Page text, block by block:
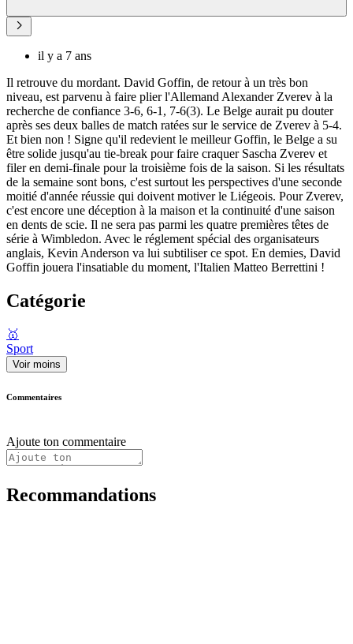
il y a 7 ans
Il retrouve du mordant. David Goffin, de retour à un très bon
niveau, est parvenu à faire plier l'Allemand Alexander Zverev à la
recherche de confiance 3-6, 6-1, 7-6(3). Le Belge aurait pu douter
après ses deux balles de match ratées sur le service de Zverev à 5-4.
Et bien non ! Signe qu'il redevient le meilleur Goffin, le Belge a su
être solide jusqu'au tie-break pour faire craquer Sascha Zverev et
filer en demi-finale pour la troisième fois de la saison. Si les résultats
de la semaine sont bons, c'est surtout les perspectives d'une seconde
moitié d'année réussie qui doivent motiver le Liégeois. Pour Zverev,
c'est encore une déception à la maison et la continuité d'une saison
en dents de scie. Il ne sera pas parmi les quatre premières têtes de
série à Wimbledon. Avec le réglement spécial des organisateurs
anglais, Kevin Anderson va lui subtiliser ce spot. En demies, David
Goffin jouera l'insatiable du moment, l'Italien Matteo Berrettini !
Catégorie
🥇
Sport
Voir moins
Commentaires
Ajoute ton commentaire
Recommandations